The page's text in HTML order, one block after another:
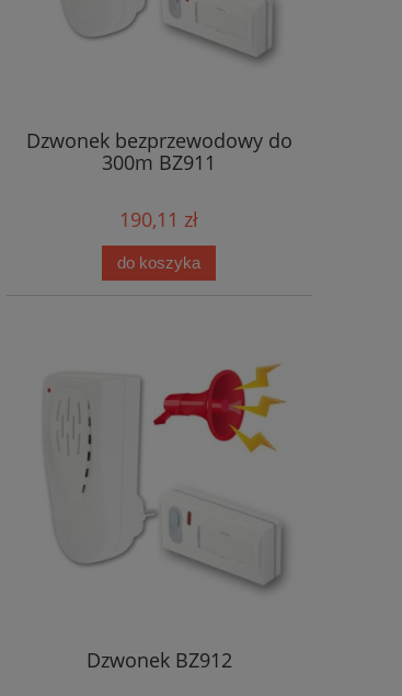
Dzwonek bezprzewodowy do
300m BZ911
190,11 zł
do koszyka
Dzwonek BZ912